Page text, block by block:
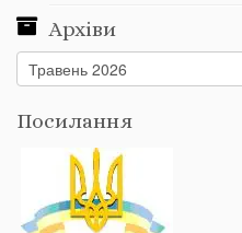
Архіви
Архіви
Посилання